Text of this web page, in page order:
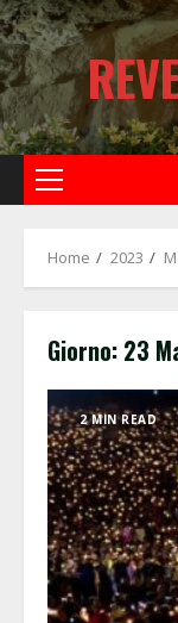
Skip
to
content
Primary
Home 2023
Giorno: 23
2 MIN READ